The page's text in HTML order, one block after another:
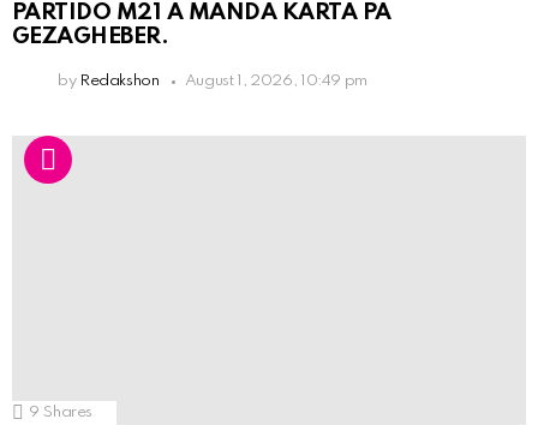
PARTIDO M21 A MANDA KARTA PA
GEZAGHEBER.
by Redakshon August 1, 2026, 10:49 pm
9 Shares